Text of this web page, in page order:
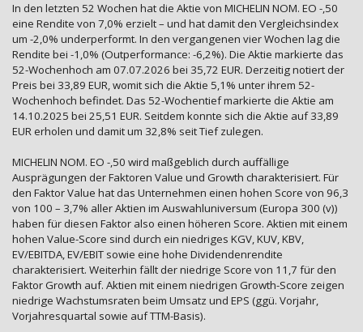
In den letzten 52 Wochen hat die Aktie von MICHELIN NOM. EO -,50
eine Rendite von 7,0% erzielt – und hat damit den Vergleichsindex
um -2,0% underperformt. In den vergangenen vier Wochen lag die
Rendite bei -1,0% (Outperformance: -6,2%). Die Aktie markierte das
52-Wochenhoch am 07.07.2026 bei 35,72 EUR. Derzeitig notiert der
Preis bei 33,89 EUR, womit sich die Aktie 5,1% unter ihrem 52-
Wochenhoch befindet. Das 52-Wochentief markierte die Aktie am
14.10.2025 bei 25,51 EUR. Seitdem konnte sich die Aktie auf 33,89
EUR erholen und damit um 32,8% seit Tief zulegen.
MICHELIN NOM. EO -,50 wird maßgeblich durch auffällige
Ausprägungen der Faktoren Value und Growth charakterisiert. Für
den Faktor Value hat das Unternehmen einen hohen Score von 96,3
von 100 – 3,7% aller Aktien im Auswahluniversum (Europa 300 (v))
haben für diesen Faktor also einen höheren Score. Aktien mit einem
hohen Value-Score sind durch ein niedriges KGV, KUV, KBV,
EV/EBITDA, EV/EBIT sowie eine hohe Dividendenrendite
charakterisiert. Weiterhin fällt der niedrige Score von 11,7 für den
Faktor Growth auf. Aktien mit einem niedrigen Growth-Score zeigen
niedrige Wachstumsraten beim Umsatz und EPS (ggü. Vorjahr,
Vorjahresquartal sowie auf TTM-Basis).